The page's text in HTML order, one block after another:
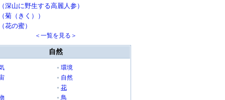
深山に野生する高麗人参）
菊（きく））
花の蜜）
＜一覧を見る＞
自然
環境
自然
花
鳥